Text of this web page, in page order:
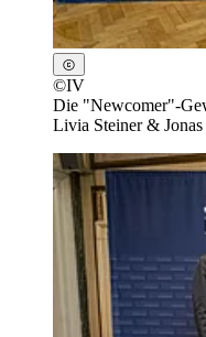
©IV
Die "Newcomer"-
Livia Steiner &